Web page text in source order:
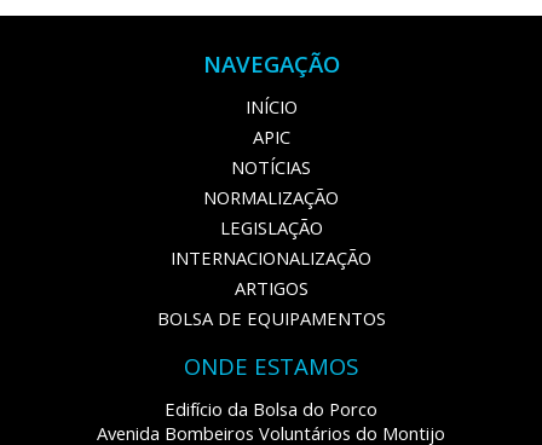
NAVEGAÇÃO
INÍCIO
APIC
NOTÍCIAS
NORMALIZAÇÃO
LEGISLAÇÃO
INTERNACIONALIZAÇÃO
ARTIGOS
BOLSA DE EQUIPAMENTOS
ONDE ESTAMOS
Edifício da Bolsa do Porco
Avenida Bombeiros Voluntários do Montijo